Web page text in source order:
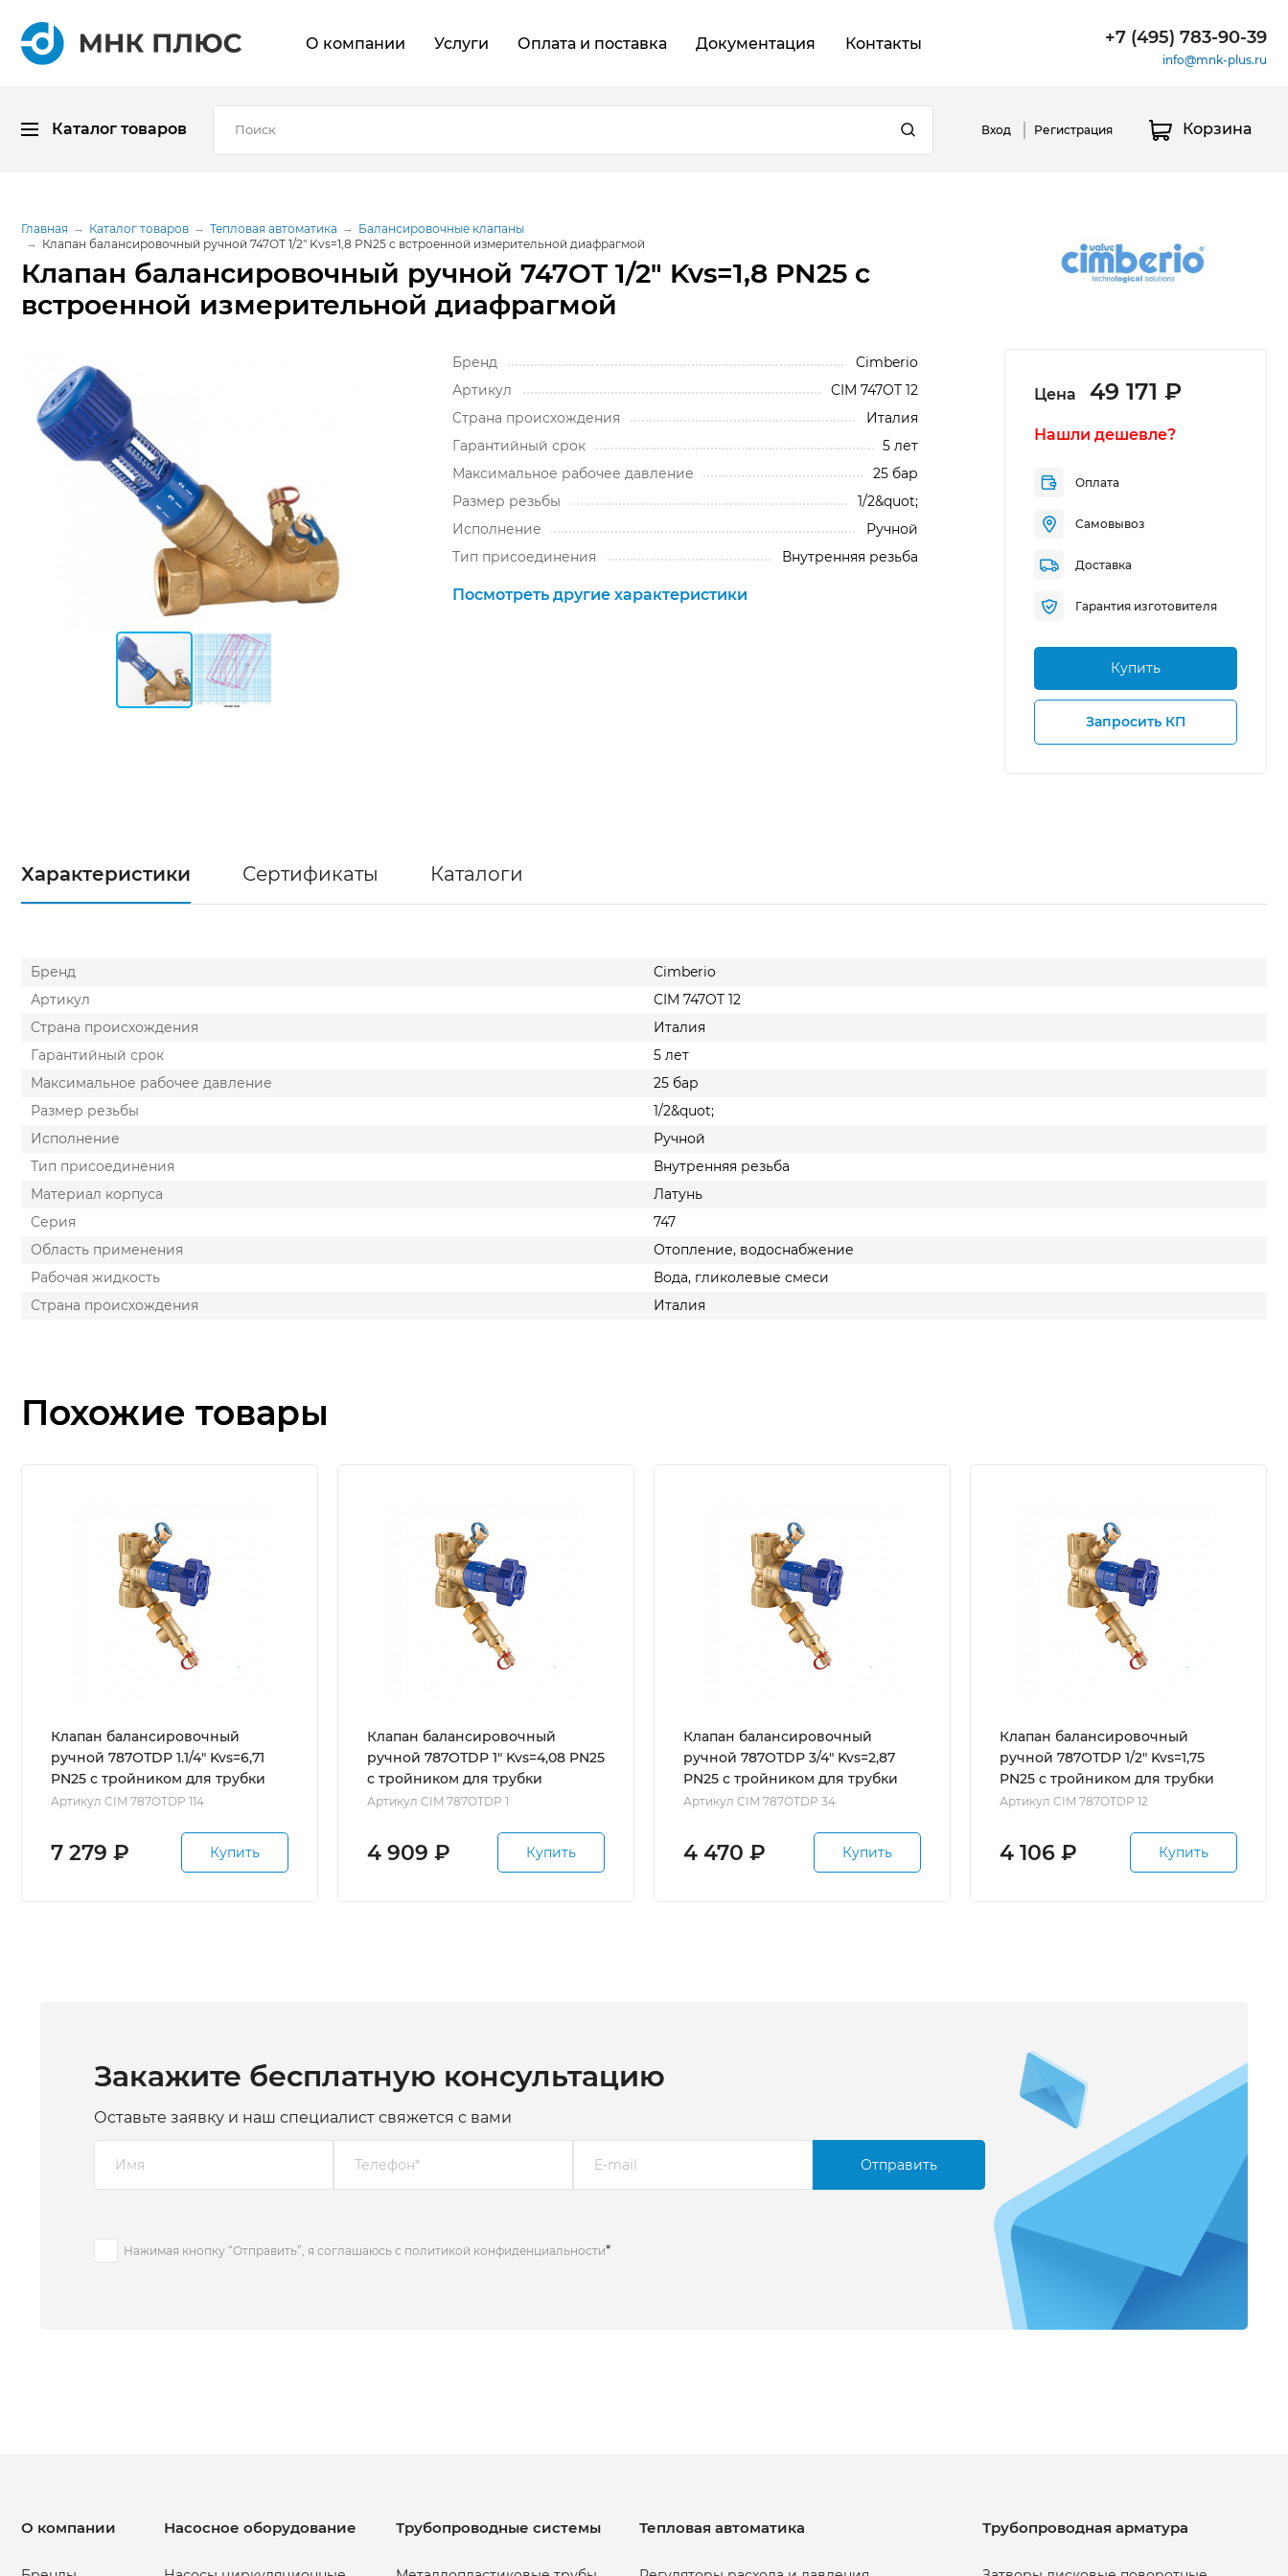
+7 (495) 783-90-39
info@mnk-plus.ru
О компании Услуги Оплата и поставка Документация Контакты
Вход Регистрация Корзина
Каталог товаров
Главная Каталог товаров Тепловая автоматика
Балансировочные клапаны
Клапан балансировочный ручной 747ОТ 1/2" Kvs=1,8 PN25 с встроенной измерительной диафрагмой
Клапан балансировочный ручной 747ОТ 1/2" Kvs=1,8 PN25 с
встроенной измерительной диафрагмой
Бренд
Cimberio
Артикул
CIM 747OT 12
Cтрана происхождения
Италия
Гарантийный срок
5 лет
Максимальное рабочее давление
25 бар
Размер резьбы
1/2&quot;
Исполнение
Ручной
Тип присоединения
Внутренняя резьба
Посмотреть другие характеристики
Цена 49 171 ₽
Нашли дешевле?
Оплата
Самовывоз
Доставка
Гарантия изготовителя
Купить
Запросить КП
Характеристики Сертификаты Каталоги
Бренд
Cimberio
Артикул
CIM 747OT 12
Cтрана происхождения
Италия
Гарантийный срок
5 лет
Максимальное рабочее давление
25 бар
Размер резьбы
1/2&quot;
Исполнение
Ручной
Тип присоединения
Внутренняя резьба
Материал корпуса
Латунь
Серия
747
Область применения
Отопление, водоснабжение
Рабочая жидкость
Вода, гликолевые смеси
Страна происхождения
Италия
Похожие товары
Клапан балансировочный
ручной 787ОТDP 1.1/4" Kvs=6,71
PN25 с тройником для трубки
Артикул CIM 787OTDP 114
7 279 ₽ Купить
Клапан балансировочный
ручной 787ОТDP 1" Kvs=4,08 PN25
с тройником для трубки
Артикул CIM 787OTDP 1
4 909 ₽ Купить
Клапан балансировочный
ручной 787ОТDP 3/4" Kvs=2,87
PN25 с тройником для трубки
Артикул CIM 787OTDP 34
4 470 ₽ Купить
Клапан балансировочный
ручной 787ОТDP 1/2" Kvs=1,75
PN25 с тройником для трубки
Артикул CIM 787OTDP 12
4 106 ₽ Купить
Закажите бесплатную консультацию
Оставьте заявку и наш специалист свяжется с вами
Отправить
Нажимая кнопку “Отправить”, я соглашаюсь с политикой конфиденциальности*
О компании Насосное оборудование Трубопроводные системы Тепловая автоматика Трубопроводная арматура